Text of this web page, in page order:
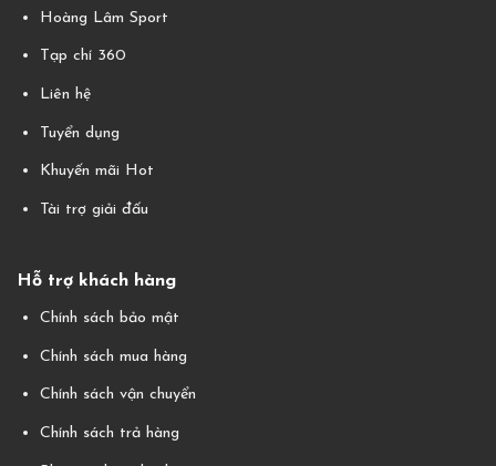
Hoàng Lâm Sport
Tạp chí 360
Liên hệ
Tuyển dụng
Khuyến mãi Hot
Tài trợ giải đấu
Hỗ trợ khách hàng
Chính sách bảo mật
Chính sách mua hàng
Chính sách vận chuyển
Chính sách trả hàng